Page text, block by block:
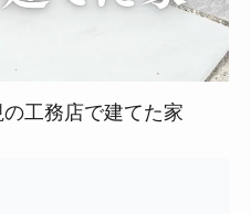
工務店で建てた家